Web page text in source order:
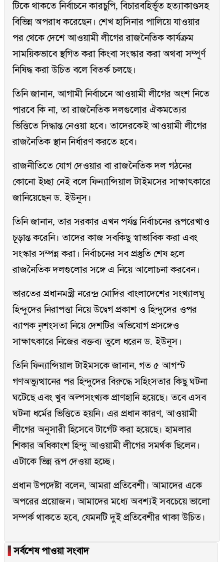
টিকে থাকতে নির্বাচনে কারচুপি, বিচারবহির্ভূত হত্যাকাণ্ডসহ
বিভিন্ন অপরাধ করেছেন। শেখ হাসিনার পালিয়ে যাওয়ার
পর থেকে দেশে আওয়ামী লীগের রাজনৈতিক কার্যক্রম
সাময়িকভাবে স্থগিত করা কিংবা সংস্কার করা অথবা সম্পূর্ণ
নিষিদ্ধ করা উচিত বলে বিতর্ক চলছে।
তিনি জানান, আগামী নির্বাচনে আওয়ামী লীগের অংশ নিতে
পারবে কি না, তা রাজনৈতিক দলগুলোর ঐকমত্যের
ভিত্তিতে সিদ্ধান্ত নেওয়া হবে। তাদেরকেই আওয়ামী লীগের
রাজনৈতিক স্থান নির্ধারণ করতে হবে।
রাজনীতিতে যোগ দেওয়ার বা রাজনৈতিক দল গঠনের
কোনো ইচ্ছা নেই বলে ফিন্যান্সিয়াল টাইমসের সাক্ষাৎকারে
জানিয়েছেন ড. ইউনূস।
তিনি জানান, তার সরকার এখন পর্যন্ত নির্বাচনের রূপরেখাও
চূড়ান্ত করেনি। তাদের কাজ সবকিছু স্বাভাবিক করা এবং
সংস্কার সম্পন্ন করা। নির্বাচনের সব প্রস্তুতি শেষ হলে
রাজনৈতিক দলগুলোর সঙ্গে এ নিয়ে আলোচনা করবেন।
ভারতের প্রধানমন্ত্রী নরেন্দ্র মোদির বাংলাদেশের সংখ্যালঘু
হিন্দুদের নিরাপত্তা নিয়ে উদ্বেগ প্রকাশ ও হিন্দুদের ওপর
ব্যাপক নৃশংসতা নিয়ে দেশটির অভিযোগ প্রসঙ্গেও
সাক্ষাৎকারে নিজের বক্তব্য তুলে ধরেন ড. ইউনূস।
তিনি ফিন্যান্সিয়াল টাইমসকে জানান, গত ৫ আগস্ট
গণঅভ্যুত্থানের পর হিন্দুদের বিরুদ্ধে সহিংসতার কিছু ঘটনা
ঘটেছে এবং খুব অল্পসংখ্যক প্রাণহানি হয়েছে। তবে এসব
ঘটনা ধর্মের ভিত্তিতে হয়নি। এর প্রধান কারণ, আওয়ামী
লীগের অনুসারী হিসেবে টার্গেট করা হয়েছে। হামলার
শিকার অধিকাংশ হিন্দু আওয়ামী লীগের সমর্থক ছিলেন।
এটাকে ভিন্ন রূপ দেওয়া হচ্ছে।
প্রধান উপদেষ্টা বলেন, আমরা প্রতিবেশী। আমাদের একে
অপরের প্রয়োজন। আমাদের মধ্যে অবশ্যই সবচেয়ে ভালো
সম্পর্ক থাকতে হবে, যেমনটি দুই প্রতিবেশীর থাকা উচিত।
▐সর্বশেষ পাওয়া সংবাদ